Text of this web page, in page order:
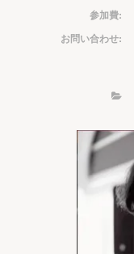
参加費:
お問い合わせ: